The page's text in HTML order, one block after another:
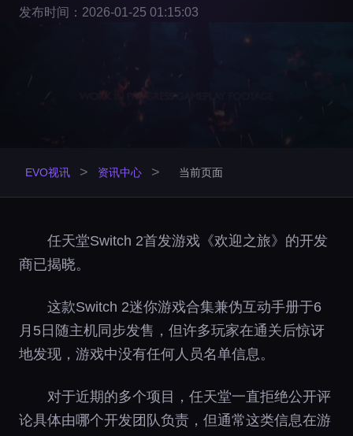
发布时间：2026-01-25 01:15:03
EVO视讯 > 资讯中心 > 当前页面
任天堂Switch 2首发游戏《欢迎之旅》的开发
商已揭晓。
这款Switch 2迷你游戏合集兼伪互动手册于6
月5日随主机同步发售，但许多玩家在通关后惊讶
地发现，游戏中没有任何人员名单信息。
对于近期的多个项目，任天堂一直拒绝公开评
论具体由哪个开发团队负责，但通常这类信息在游